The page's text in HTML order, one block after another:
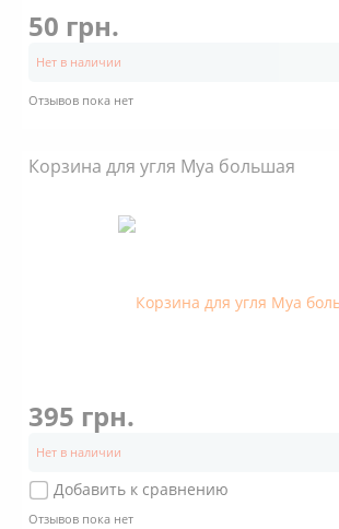
50 грн.
Нет в наличии
Отзывов пока нет
Корзина для угля Mya большая
395 грн.
Нет в наличии
Добавить к сравнению
Отзывов пока нет